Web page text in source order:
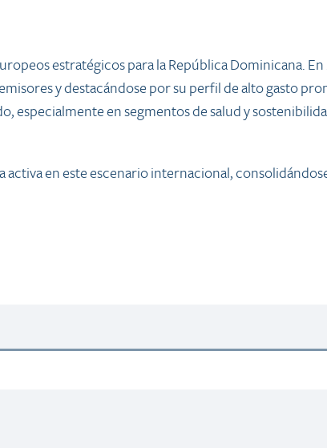
estratégicos para la República Dominicana. En
y destacándose por su perfil de alto gasto
especialmente en segmentos de salud y
activa en este escenario internacional,